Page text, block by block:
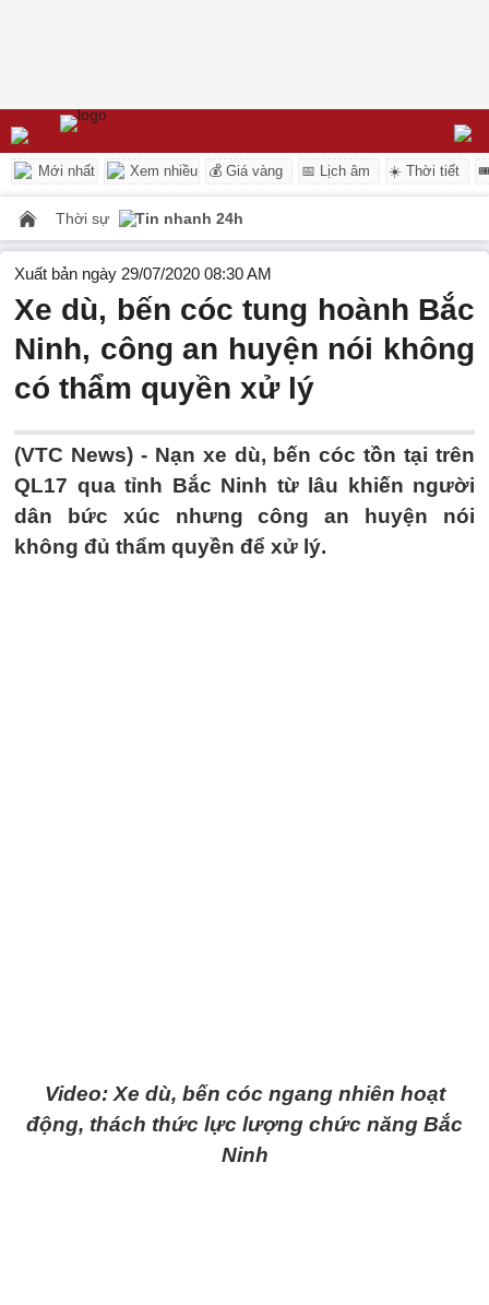
Mới nhất Xem nhiều 💰 Giá vàng 📅 Lịch âm ☀️ Thời tiết
Thời sự Tin nhanh 24h
Xuất bản ngày 29/07/2020 08:30 AM
Xe dù, bến cóc tung hoành Bắc
Ninh, công an huyện nói không
có thẩm quyền xử lý
(VTC News) - Nạn xe dù, bến cóc tồn tại trên
QL17 qua tỉnh Bắc Ninh từ lâu khiến người
dân bức xúc nhưng công an huyện nói
không đủ thẩm quyền để xử lý.
Video: Xe dù, bến cóc ngang nhiên hoạt
động, thách thức lực lượng chức năng Bắc
Ninh